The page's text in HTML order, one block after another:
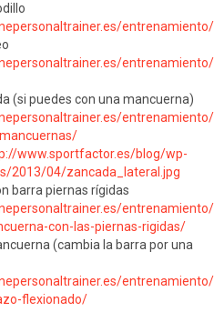
(si puedes con una mancuerna)
www.sportfactor.es/blog/wp-
2013/04/zancada_lateral.jpg
barra piernas rígidas
con-las-piernas-rigidas/
(cambia la barra por una
flexionado/